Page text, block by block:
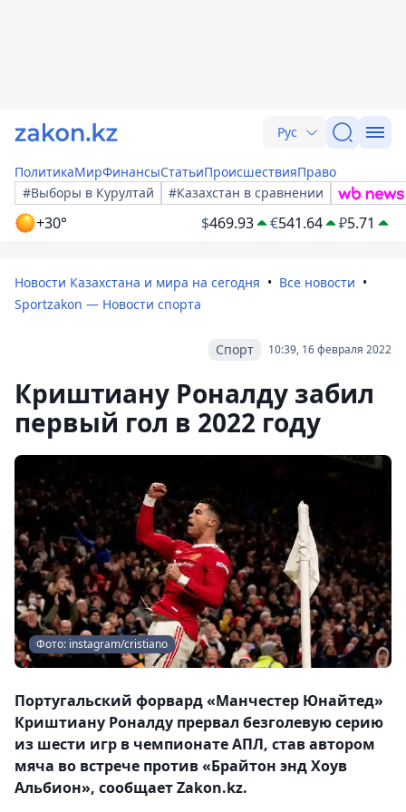
Рус
ПолитикаМирФинансыСтатьиПроисшествияПраво
#Выборы в Курултай
#Казахстан в сравнении
+30° $469.93 €541.64 ₽5.71
Новости Казахстана и мира на сегодня
Все новости
Sportzakon — Новости спорта
10:39, 16 февраля 2022
Спорт
Криштиану Роналду забил
первый гол в 2022 году
Фото: instagram/cristiano
Португальский форвард «Манчестер Юнайтед»
Криштиану Роналду прервал безголевую серию
из шести игр в чемпионате АПЛ, став автором
мяча во встрече против «Брайтон энд Хоув
Альбион», сообщает Zakon.kz.